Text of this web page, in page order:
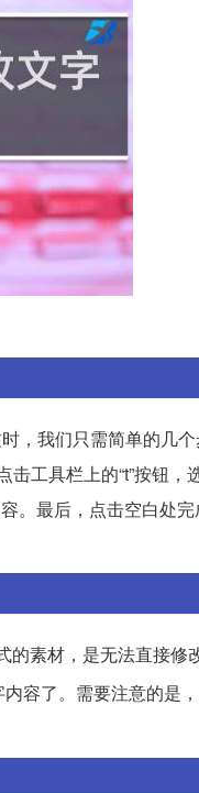
，我们只需简单的几
工具栏上的“t”按钮
。最后，点击空白处
素材，是无法直接
内容了。需要注意的是